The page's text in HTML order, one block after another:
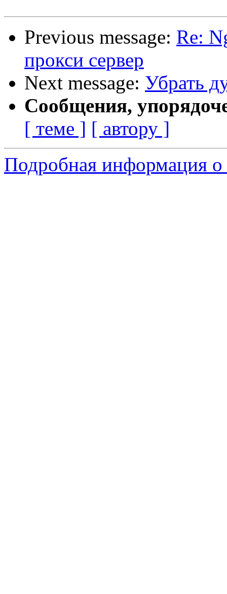
Previous message: Re:
прокси сервер
Next message: Убрать
Сообщения,
[ теме ] [ автору ]
Подробная информация